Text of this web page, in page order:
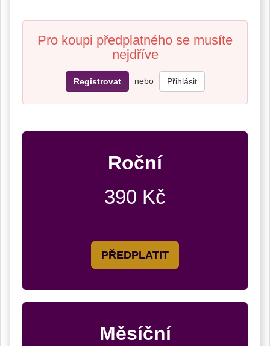
Pro koupi předplatného se musíte
nejdříve
Registrovat nebo Přihlásit
Roční
390 Kč
PŘEDPLATIT
Měsíční